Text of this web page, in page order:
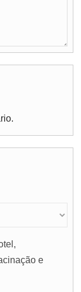
e